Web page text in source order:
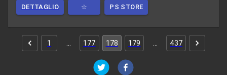
DETTAGLIO ☆ PS STORE
1 177 178 179 437